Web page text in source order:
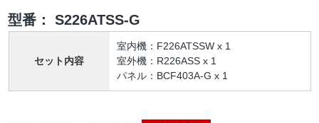
型番： S226ATSS-G
セット内容
室内機：F226ATSSW x 1
室外機：R226ASS x 1
パネル：BCF403A-G x 1